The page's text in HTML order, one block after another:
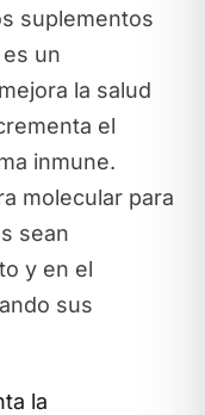
suplementos
un
la salud
el
inmune.
molecular para
sean
y en el
sus
la